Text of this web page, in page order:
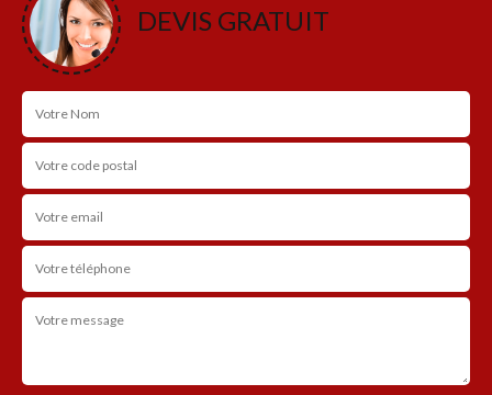
DEVIS GRATUIT